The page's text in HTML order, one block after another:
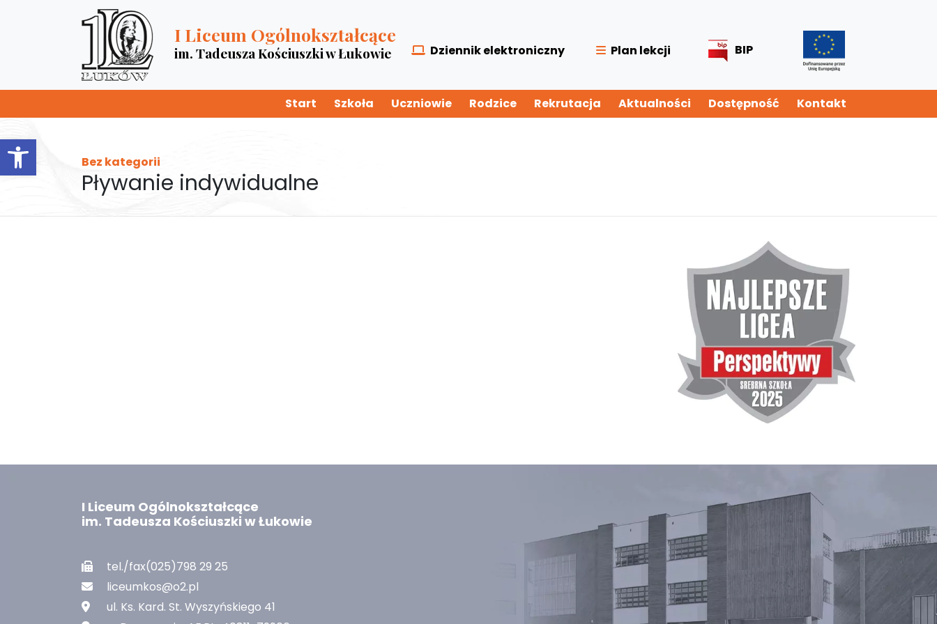
Otwórz pasek narzędzi
I Liceum Ogólnokształcące
im. Tadeusza Kościuszki w Łukowie Dziennik elektroniczny Plan lekcji BIP
Start Szkoła Uczniowie Rodzice Rekrutacja Aktualności Dostępność Kontakt
Bez kategorii
Pływanie indywidualne
I Liceum Ogólnokształcące
im. Tadeusza Kościuszki w Łukowie
tel./fax(025)798 29 25
liceumkos@o2.pl
ul. Ks. Kard. St. Wyszyńskiego 41